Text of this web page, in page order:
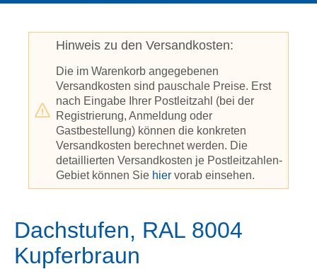
Hinweis zu den Versandkosten:
Die im Warenkorb angegebenen
Versandkosten sind pauschale Preise. Erst
nach Eingabe Ihrer Postleitzahl (bei der
Registrierung, Anmeldung oder
Gastbestellung) können die konkreten
Versandkosten berechnet werden. Die
detaillierten Versandkosten je Postleitzahlen-
Gebiet können Sie hier vorab einsehen.
Dachstufen, RAL 8004
Kupferbraun